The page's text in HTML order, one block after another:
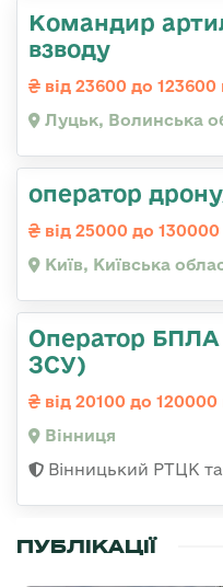
Командир
взводу
від 23600 до 123600
Луцьк, Волинська
оператор
від 25000 до 130000
Київ, Київська
Оператор БПЛА
ЗСУ)
від 20100 до 120000
Вінниця
Вінницький РТЦК
ПУБЛІКАЦІЇ